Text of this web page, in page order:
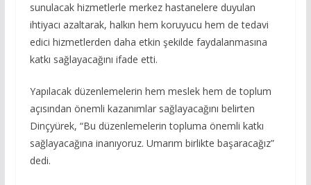
sunulacak hizmetlerle merkez hastanelere duyulan
ihtiyacı azaltarak, halkın hem koruyucu hem de tedavi
edici hizmetlerden daha etkin şekilde faydalanmasına
katkı sağlayacağını ifade etti.
Yapılacak düzenlemelerin hem meslek hem de toplum
açısından önemli kazanımlar sağlayacağını belirten
Dinçyürek, “Bu düzenlemelerin topluma önemli katkı
sağlayacağına inanıyoruz. Umarım birlikte başaracağız”
dedi.